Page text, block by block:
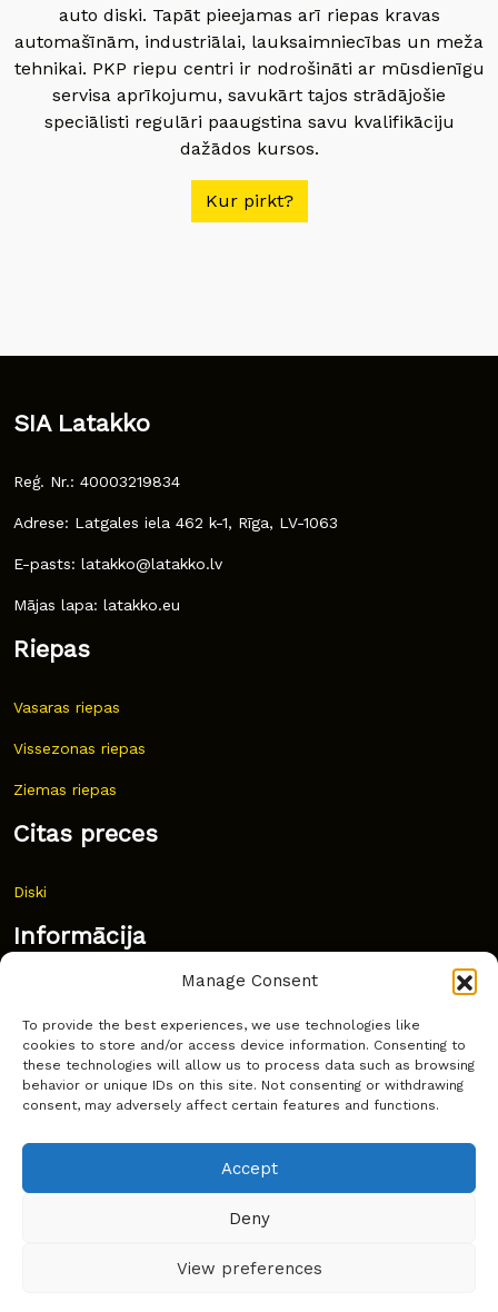
Manage Consent
To provide the best experiences, we use technologies like
cookies to store and/or access device information. Consenting to
these technologies will allow us to process data such as browsing
behavior or unique IDs on this site. Not consenting or withdrawing
consent, may adversely affect certain features and functions.
Accept
Deny
View preferences
auto diski. Tapāt pieejamas arī riepas kravas
automašīnām, industriālai, lauksaimniecības un meža
tehnikai. PKP riepu centri ir nodrošināti ar mūsdienīgu
servisa aprīkojumu, savukārt tajos strādājošie
speciālisti regulāri paaugstina savu kvalifikāciju
dažādos kursos.
Kur pirkt?
SIA Latakko
Reģ. Nr.: 40003219834
Adrese: Latgales iela 462 k-1, Rīga, LV-1063
E-pasts: latakko@latakko.lv
Mājas lapa: latakko.eu
Riepas
Vasaras riepas
Vissezonas riepas
Ziemas riepas
Citas preces
Diski
Informācija
Bieži uzdoti jautājumi
Kur pirkt?
Sīkdatņu politika
Copyright © Latakko 2024